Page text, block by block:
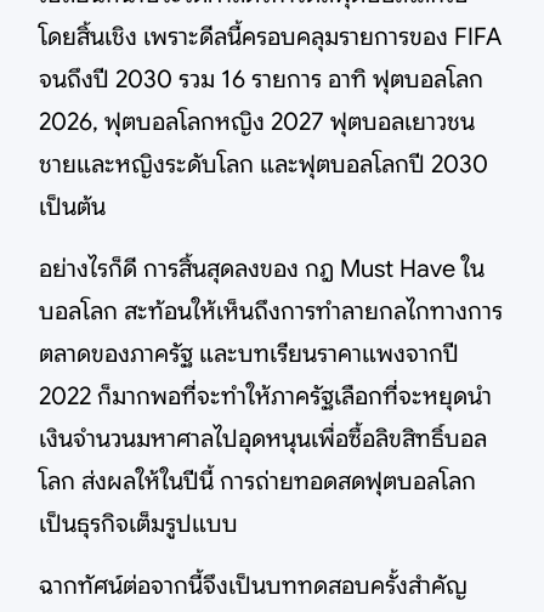
โดยสิ้นเชิง เพราะดีลนี้ครอบคลุมรายการของ FIFA
จนถึงปี 2030 รวม 16 รายการ อาทิ ฟุตบอลโลก
2026, ฟุตบอลโลกหญิง 2027 ฟุตบอลเยาวชน
ชายและหญิงระดับโลก และฟุตบอลโลกปี 2030
เป็นต้น
อย่างไรก็ดี การสิ้นสุดลงของ กฎ Must Have ใน
บอลโลก สะท้อนให้เห็นถึงการทำลายกลไกทางการ
ตลาดของภาครัฐ และบทเรียนราคาแพงจากปี
2022 ก็มากพอที่จะทำให้ภาครัฐเลือกที่จะหยุดนำ
เงินจำนวนมหาศาลไปอุดหนุนเพื่อซื้อลิขสิทธิ์บอล
โลก ส่งผลให้ในปีนี้ การถ่ายทอดสดฟุตบอลโลก
เป็นธุรกิจเต็มรูปแบบ
ฉากทัศน์ต่อจากนี้จึงเป็นบททดสอบครั้งสำคัญ